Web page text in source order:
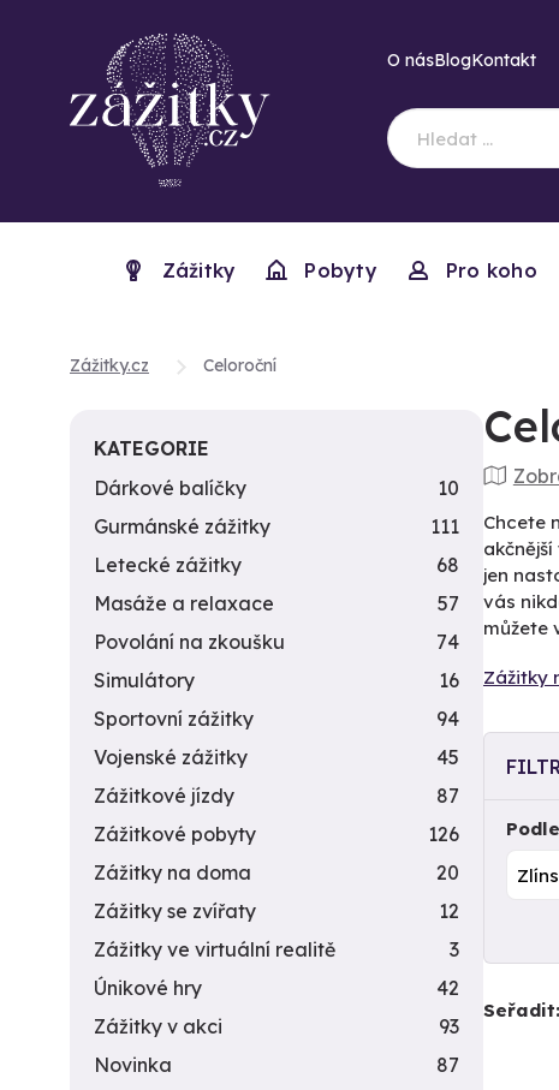
O násBlogKontakt
Zážitky Pobyty Pro koho
Zážitky.cz Celoroční
Chcete
jen
vás
můžete
Zážitky
Seřadit:
KATEGORIE
Dárkové balíčky
10
Gurmánské zážitky
111
Letecké zážitky
68
Masáže a relaxace
57
Povolání na zkoušku
74
Simulátory
16
Sportovní zážitky
94
Vojenské zážitky
45
Zážitkové jízdy
87
Zážitkové pobyty
126
Zážitky na doma
20
Zážitky se zvířaty
12
Zážitky ve virtuální realitě
3
Únikové hry
42
Zážitky v akci
93
Novinka
87